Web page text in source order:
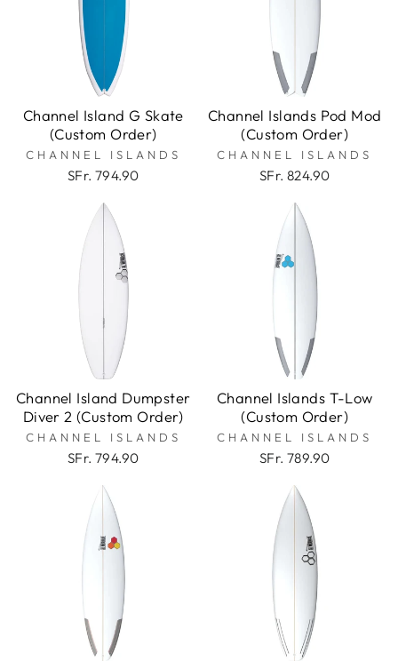
Channel Island G Skate
(Custom Order)
CHANNEL ISLANDS
SFr. 794.90
Channel Islands Pod Mod
(Custom Order)
CHANNEL ISLANDS
SFr. 824.90
Channel Island Dumpster
Diver 2 (Custom Order)
CHANNEL ISLANDS
SFr. 794.90
Channel Islands T-Low
(Custom Order)
CHANNEL ISLANDS
SFr. 789.90